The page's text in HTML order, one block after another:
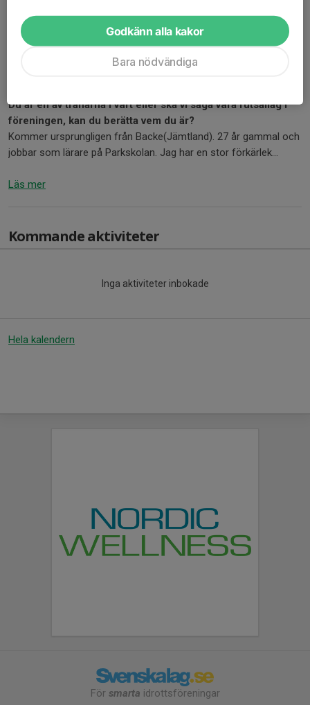
Du är en av tränarna i vårt eller ska vi säga våra futsallag i
föreningen, kan du berätta vem du är?
Kommer ursprungligen från Backe(Jämtland). 27 år gammal och
jobbar som lärare på Parkskolan. Jag har en stor förkärlek...
Läs mer
Kommande aktiviteter
Inga aktiviteter inbokade
Hela kalendern
För smarta idrottsföreningar
Godkänn alla kakor
Bara nödvändiga